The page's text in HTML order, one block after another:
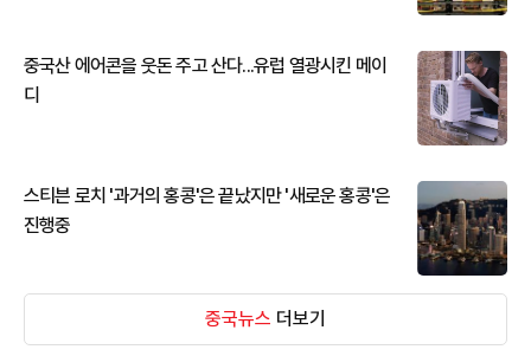
중국산 에어콘을 웃돈 주고 산다...유럽 열광시킨 메이
디
스티븐 로치 '과거의 홍콩'은 끝났지만 '새로운 홍콩'은
진행중
중국뉴스 더보기